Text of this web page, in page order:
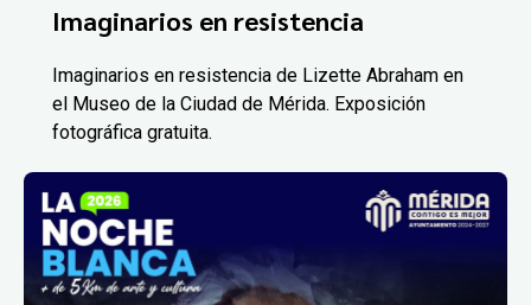
Imaginarios en resistencia
Imaginarios en resistencia de Lizette Abraham en
el Museo de la Ciudad de Mérida. Exposición
fotográfica gratuita.